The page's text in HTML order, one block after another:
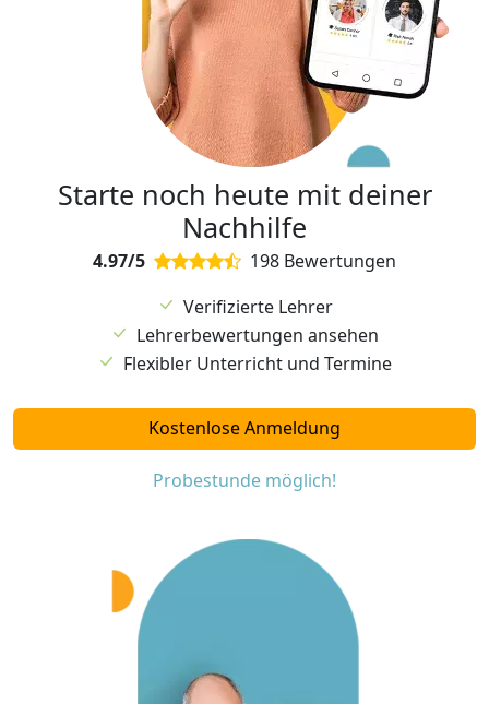
Starte noch heute mit deiner
Nachhilfe
4.97/5
198 Bewertungen
Verifizierte Lehrer
Lehrerbewertungen ansehen
Flexibler Unterricht und Termine
Kostenlose Anmeldung
Probestunde möglich!